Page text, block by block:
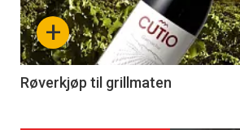
nå
-
4
+
Røverkjøp til grillmaten